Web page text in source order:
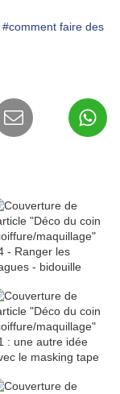
#comment faire des